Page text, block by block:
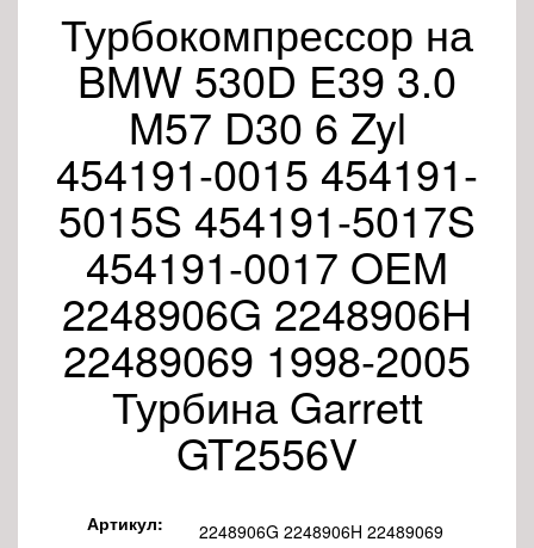
Турбокомпрессор на
BMW 530D E39 3.0
M57 D30 6 Zyl
454191-0015 454191-
5015S 454191-5017S
454191-0017 OEM
2248906G 2248906H
22489069 1998-2005
Турбина Garrett
GT2556V
Артикул:
2248906G 2248906H 22489069